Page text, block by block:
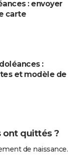
: envoyer
carte
:
et modèle de
ont quittés ?
de naissance.